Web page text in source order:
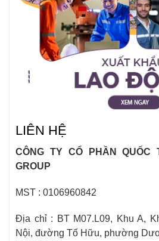
LIÊN HỆ
CÔNG TY CỔ PHẦN QUỐC
GROUP
MST : 0106960842
Địa chỉ : BT M07.L09, Khu A,
Nội, đường Tố Hữu, phường